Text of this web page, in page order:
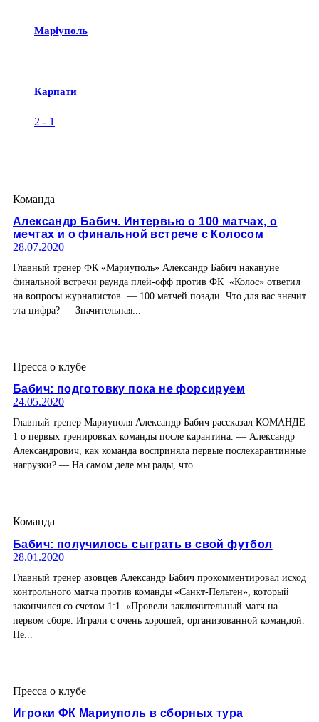
Маріуполь
Карпати
2 - 1
Команда
Александр Бабич. Интервью о 100 матчах, о
мечтах и о финальной встрече с Колосом
28.07.2020
Главный тренер ФК «Мариуполь» Александр Бабич накануне
финальной встречи раунда плей-офф против ФК «Колос» ответил
на вопросы журналистов. — 100 матчей позади. Что для вас значит
эта цифра? — Значительная...
Пресса о клубе
Бабич: подготовку пока не форсируем
24.05.2020
Главный тренер Мариуполя Александр Бабич рассказал КОМАНДЕ
1 о первых тренировках команды после карантина. — Александр
Александрович, как команда восприняла первые послекарантинные
нагрузки? — На самом деле мы рады, что...
Команда
Бабич: получилось сыграть в свой футбол
28.01.2020
Главный тренер азовцев Александр Бабич прокомментировал исход
контрольного матча против команды «Санкт-Пельтен», который
закончился со счетом 1:1. «Провели заключительный матч на
первом сборе. Играли с очень хорошей, организованной командой.
Не...
Пресса о клубе
Игроки ФК Мариуполь в сборных тура